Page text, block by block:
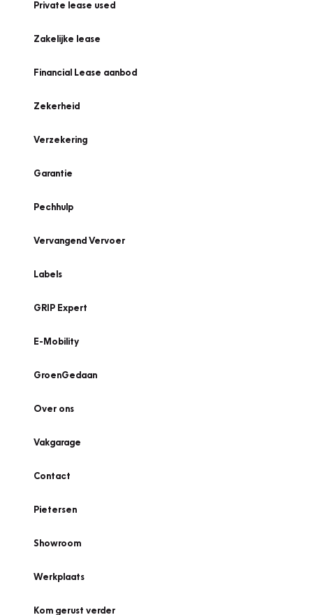
Private lease used
Zakelijke lease
Financial Lease aanbod
Zekerheid
Verzekering
Garantie
Pechhulp
Vervangend Vervoer
Labels
GRIP Expert
E-Mobility
GroenGedaan
Over ons
Vakgarage
Contact
Pietersen
Showroom
Werkplaats
Kom gerust verder